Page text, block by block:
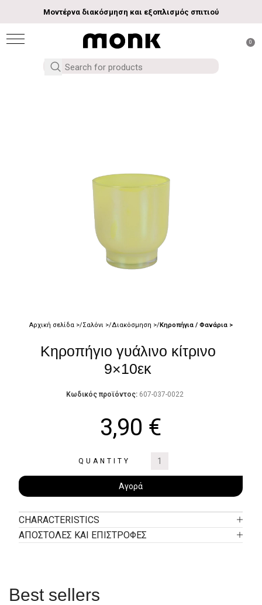
Μοντέρνα διακόσμηση και εξοπλισμός σπιτιού
0
Αρχική σελίδα Σαλόνι Διακόσμηση Κηροπήγια / Φανάρια
Κηροπήγιο γυάλινο κίτρινο
9×10εκ
Κωδικός προϊόντος: 607-037-0022
3,90 €
QUANTITY
Αγορά
CHARACTERISTICS
ΑΠΟΣΤΟΛΕΣ ΚΑΙ ΕΠΙΣΤΡΟΦΕΣ
Best sellers